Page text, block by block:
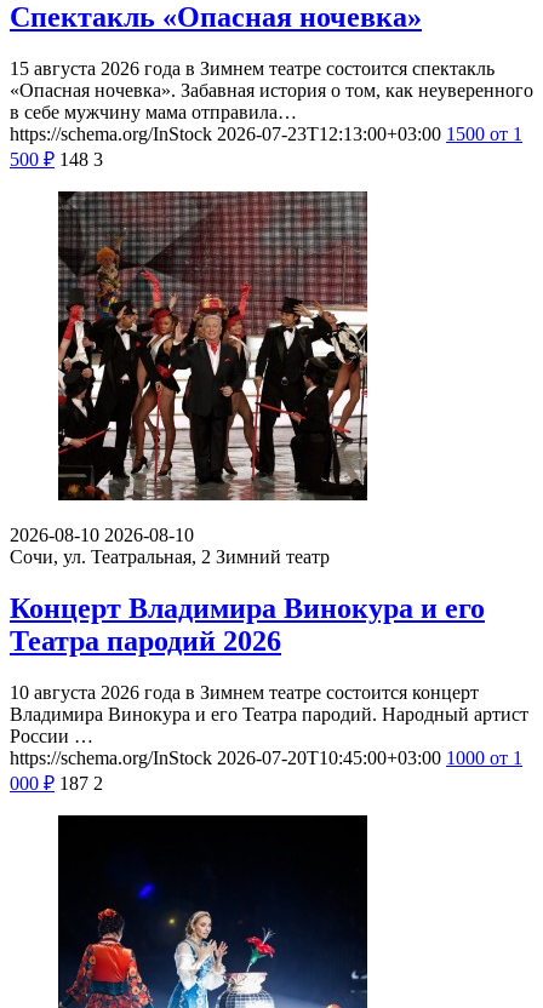
Спектакль «Опасная ночевка»
15 августа 2026 года в Зимнем театре состоится спектакль
«Опасная ночевка». Забавная история о том, как неуверенного
в себе мужчину мама отправила…
https://schema.org/InStock 2026-07-23T12:13:00+03:00 1500 от 1
500 ₽ 148 3
2026-08-10 2026-08-10
Сочи, ул. Театральная, 2 Зимний театр
Концерт Владимира Винокура и его
Театра пародий 2026
10 августа 2026 года в Зимнем театре состоится концерт
Владимира Винокура и его Театра пародий. Народный артист
России …
https://schema.org/InStock 2026-07-20T10:45:00+03:00 1000 от 1
000 ₽ 187 2